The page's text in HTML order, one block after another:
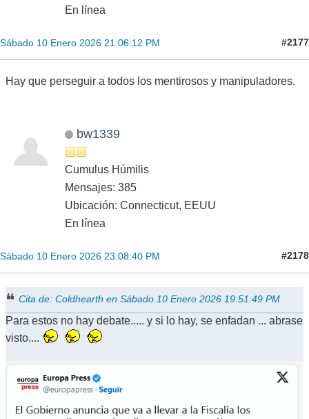
En línea
Sábado 10 Enero 2026 21:06:12 PM #2177
Hay que perseguir a todos los mentirosos y manipuladores.
bw1339
Cumulus Húmilis
Mensajes: 385
Ubicación: Connecticut, EEUU
En línea
Sábado 10 Enero 2026 23:08:40 PM #2178
Cita de: Coldhearth en Sábado 10 Enero 2026 19:51:49 PM
Para estos no hay debate..... y si lo hay, se enfadan ... abrase
visto....